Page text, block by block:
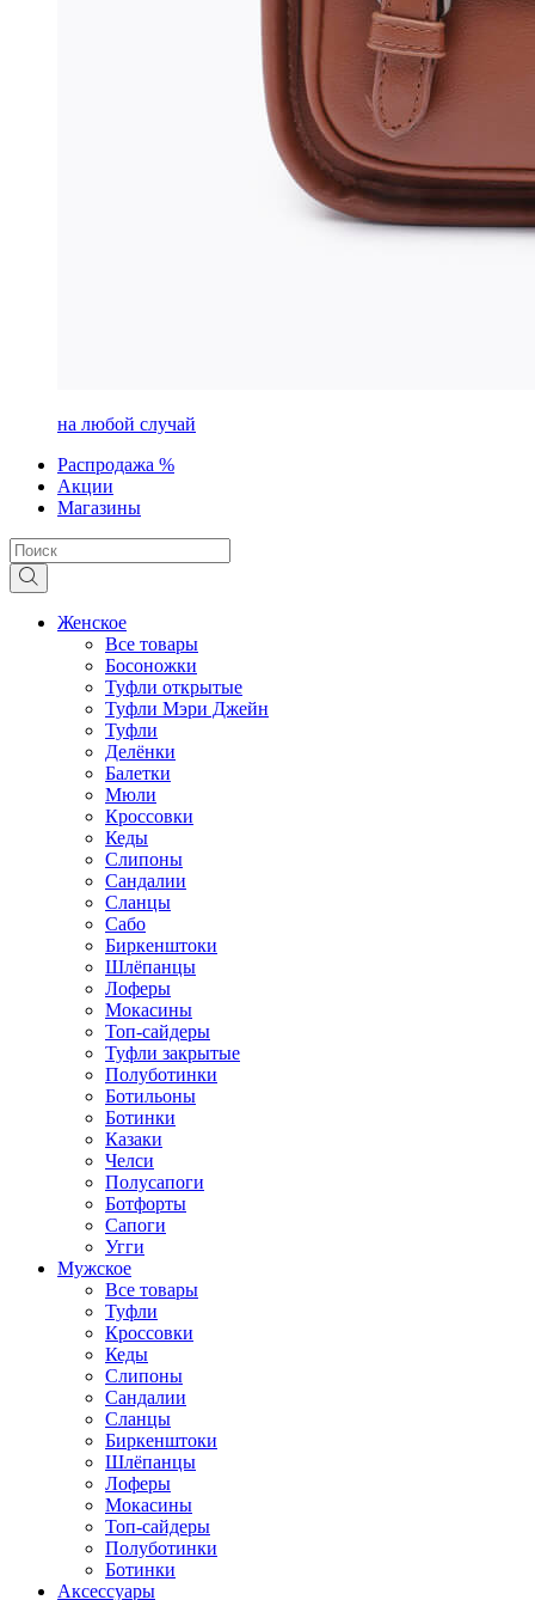
на любой случай
Распродажа %
Акции
Магазины
Женское
Все товары
Босоножки
Туфли открытые
Туфли Мэри Джейн
Туфли
Делёнки
Балетки
Мюли
Кроссовки
Кеды
Слипоны
Сандалии
Сланцы
Сабо
Биркенштоки
Шлёпанцы
Лоферы
Мокасины
Топ-сайдеры
Туфли закрытые
Полуботинки
Ботильоны
Ботинки
Казаки
Челси
Полусапоги
Ботфорты
Сапоги
Угги
Мужское
Все товары
Туфли
Кроссовки
Кеды
Слипоны
Сандалии
Сланцы
Биркенштоки
Шлёпанцы
Лоферы
Мокасины
Топ-сайдеры
Полуботинки
Ботинки
Аксессуары